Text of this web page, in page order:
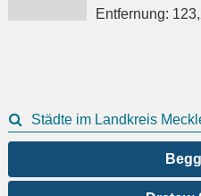
Entfernung:
Städte im Landkreis